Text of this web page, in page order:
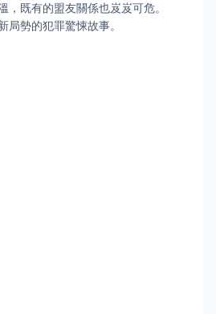
，既有的盟友關係也岌岌可危。
局勢的犯罪驚悚故事。